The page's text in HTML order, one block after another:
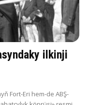
ilkinji
Fort-Eri hem-de ABŞ-